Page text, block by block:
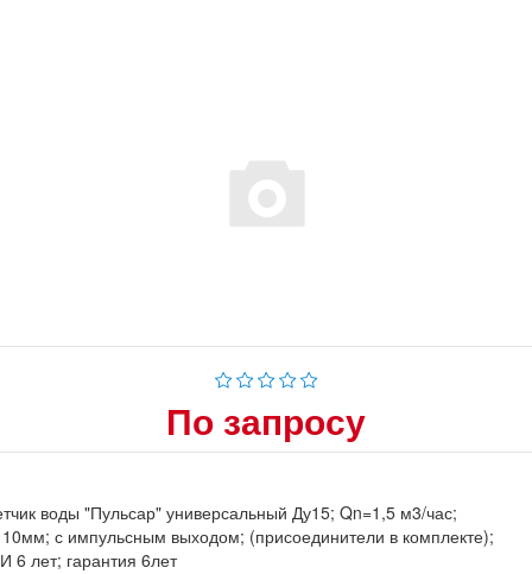
По запросу
воды "Пульсар" универсальный Ду15; Qn=1,5 м3/час;
с импульсным выходом; (присоединители в комплекте);
6 лет; гарантия 6лет